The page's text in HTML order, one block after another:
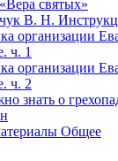
святых»
В. Н.
организации
ч. 1
организации
ч. 2
знать о
Общее